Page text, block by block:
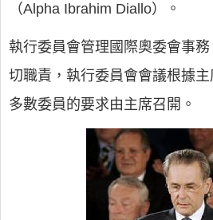
（Alpha Ibrahim Diallo）。
執行委員會管理國際奧委會事
切職責，執行委員會會議根據
多數委員的要求由主席召開。